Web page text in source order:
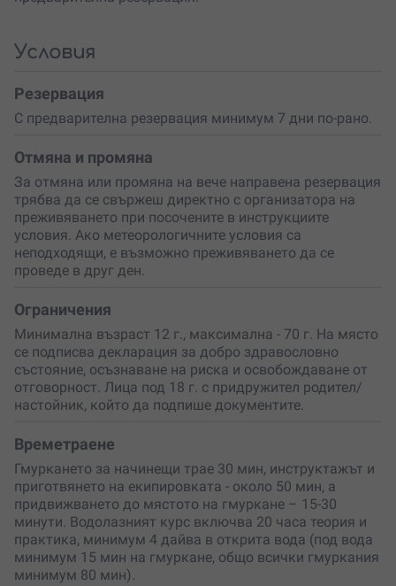
признат в целия свят, който ти дава възможност да се
С този сертификат използваш и преференциални цени
при участие в планираните от организатора водолазни
други дестинации.
Условия
Резервация
С предварителна резервация минимум 7 дни по-рано.
Отмяна и промяна
За отмяна или промяна на вече направена резервация
трябва да се свържеш директно с организатора на
преживяването при посочените в инструкциите
условия. Ако метеорологичните условия са
неподходящи, е възможно преживяването да се
проведе в друг ден.
Ограничения
Минимална възраст 12 г., максимална - 70 г. На място
се подписва декларация за добро здравословно
състояние, осъзнаване на риска и освобождаване от
отговорност. Лица под 18 г. с придружител родител/
настойник, който да подпише документите.
Времетраене
Гмуркането за начинещи трае 30 мин, инструктажът и
приготвянето на екипировката - около 50 мин, а
придвижването до мястото на гмуркане – 15-30
минути. Водолазният курс включва 20 часа теория и
практика, минимум 4 дайва в открита вода (под вода
минимум 15 мин на гмуркане, общо всички гмуркания
минимум 80 мин).